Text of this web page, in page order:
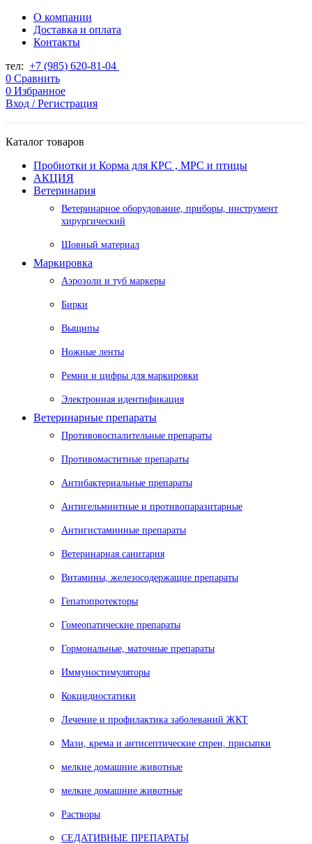
О компании
Доставка и оплата
Контакты
тел: +7 (985) 620-81-04
0 Сравнить
0 Избранное
Вход / Регистрация
Каталог товаров
Пробиотки и Корма для КРС , МРС и птицы
АКЦИЯ
Ветеринария
Ветеринарное оборудование, приборы, инструмент
хирургический
Шовный материал
Маркировка
Аэрозоли и туб маркеры
Бирки
Выщипы
Ножные ленты
Ремни и цифры для маркировки
Электронная идентификация
Ветеринарные препараты
Противовоспалительные препараты
Противомаститные препараты
Антибактериальные препараты
Антигельминтные и противопаразитарные
Антигистаминные препараты
Ветеринарная санитария
Витамины, железосодержащие препараты
Гепатопротекторы
Гомеопатические препараты
Гормональные, маточные препараты
Иммуностимуляторы
Кокцидиостатики
Лечение и профилактика заболеваний ЖКТ
Мази, крема и антисептические спреи, присыпки
мелкие домашние животные
мелкие домашние животные
Растворы
СЕДАТИВНЫЕ ПРЕПАРАТЫ